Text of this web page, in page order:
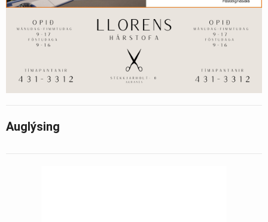
Auglýsing